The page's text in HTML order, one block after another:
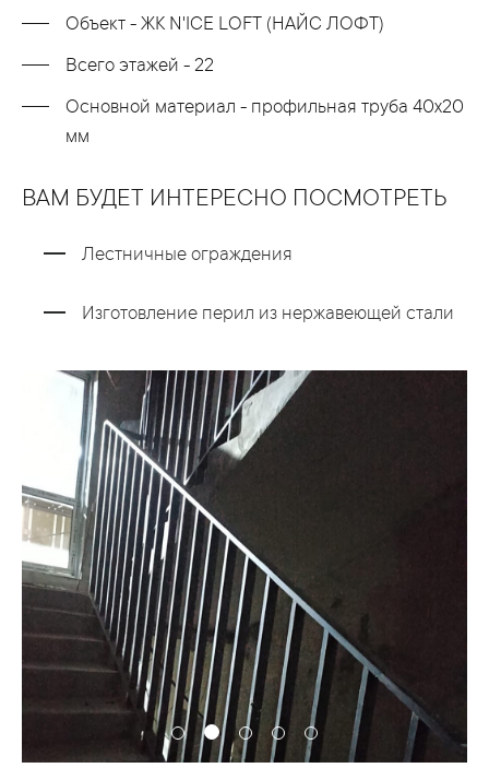
Объект - ЖК N'ICE LOFT (НАЙС ЛОФТ)
Всего этажей - 22
Основной материал - профильная труба 40х20
мм
ВАМ БУДЕТ ИНТЕРЕСНО ПОСМОТРЕТЬ
Лестничные ограждения
Изготовление перил из нержавеющей стали